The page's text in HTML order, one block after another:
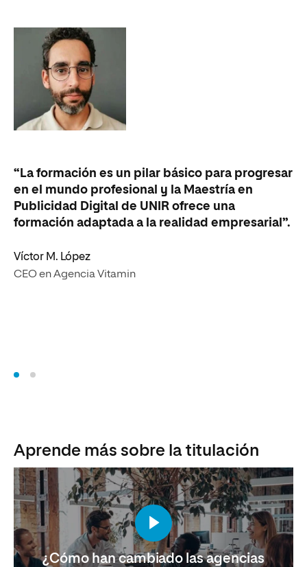
“La formación es un pilar básico para progresar
en el mundo profesional y la Maestría en
Publicidad Digital de UNIR ofrece una
formación adaptada a la realidad empresarial”.
Víctor M. López
CEO en Agencia Vitamin
Aprende más sobre la titulación
¿Cómo han cambiado las agencias